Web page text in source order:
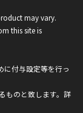
may vary.
this site is
付与設定等を行っ
ものと致します。詳